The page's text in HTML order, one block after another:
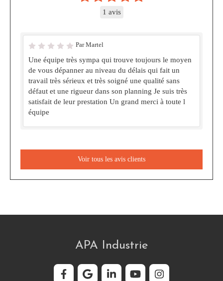
1 avis
Par Martel
Une équipe très sympa qui trouve toujours le moyen
de vous dépanner au niveau du délais qui fait un
travail très sérieux et très soigné une qualité sans
défaut et une rigueur dans son planning Je suis très
satisfait de leur prestation Un grand merci à toute l
équipe
Voir tous les avis clients
APA Industrie